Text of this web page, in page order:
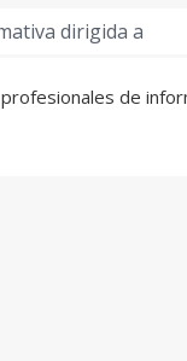
dirigida a
de